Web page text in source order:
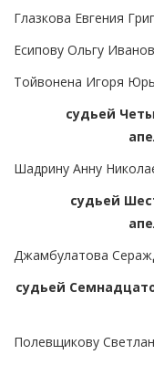
Глазкова Евгения
Есипову Ольгу
Тойвонена Игоря
судьей
Шадрину Анну
судьей
Джамбулатова
судьей
Полевщикову